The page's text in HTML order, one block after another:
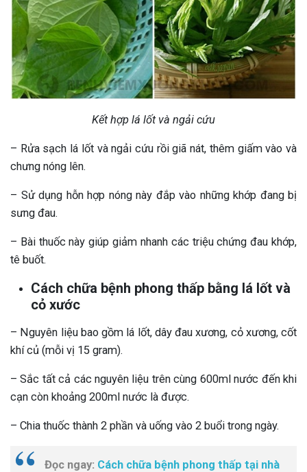
Kết hợp lá lốt và ngải cứu
– Rửa sạch lá lốt và ngải cứu rồi giã nát, thêm giấm vào và
chưng nóng lên.
– Sử dụng hỗn hợp nóng này đắp vào những khớp đang bị
sưng đau.
– Bài thuốc này giúp giảm nhanh các triệu chứng đau khớp,
tê buốt.
Cách chữa bệnh phong thấp bằng lá lốt và
cỏ xước
– Nguyên liệu bao gồm lá lốt, dây đau xương, cỏ xương, cốt
khí củ (mỗi vị 15 gram).
– Sắc tất cả các nguyên liệu trên cùng 600ml nước đến khi
cạn còn khoảng 200ml nước là được.
– Chia thuốc thành 2 phần và uống vào 2 buổi trong ngày.
Đọc ngay: Cách chữa bệnh phong thấp tại nhà